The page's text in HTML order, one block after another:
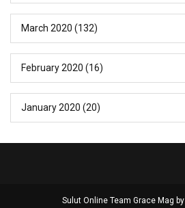
March 2020 (132)
February 2020 (16)
January 2020 (20)
Sulut Online Team Grace Mag by